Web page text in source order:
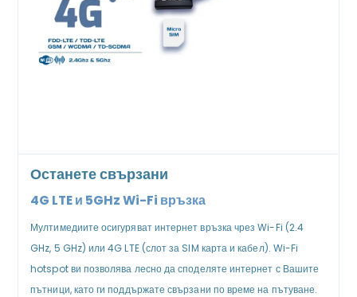
Останете свързани
4G LTE и 5GHz Wi-Fi връзка
Мултимедиите осигуряват интернет връзка чрез Wi-Fi (2.4
GHz, 5 GHz) или 4G LTE (слот за SIM карта и кабел). Wi-Fi
hotspot ви позволява лесно да споделяте интернет с Вашите
пътници, като ги поддържате свързани по време на пътуване.